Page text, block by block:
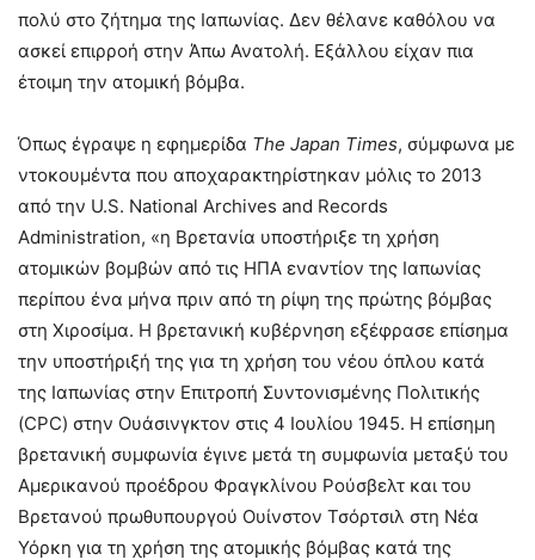
πολύ στο ζήτημα της Ιαπωνίας. Δεν θέλανε καθόλου να
ασκεί επιρροή στην Άπω Ανατολή. Εξάλλου είχαν πια
έτοιμη την ατομική βόμβα.
Όπως έγραψε η εφημερίδα The Japan Times, σύμφωνα με
ντοκουμέντα που αποχαρακτηρίστηκαν μόλις το 2013
από την U.S. National Archives and Records
Administration, «η Βρετανία υποστήριξε τη χρήση
ατομικών βομβών από τις ΗΠΑ εναντίον της Ιαπωνίας
περίπου ένα μήνα πριν από τη ρίψη της πρώτης βόμβας
στη Χιροσίμα. Η βρετανική κυβέρνηση εξέφρασε επίσημα
την υποστήριξή της για τη χρήση του νέου όπλου κατά
της Ιαπωνίας στην Επιτροπή Συντονισμένης Πολιτικής
(CPC) στην Ουάσινγκτον στις 4 Ιουλίου 1945. Η επίσημη
βρετανική συμφωνία έγινε μετά τη συμφωνία μεταξύ του
Αμερικανού προέδρου Φραγκλίνου Ρούσβελτ και του
Βρετανού πρωθυπουργού Ουίνστον Τσόρτσιλ στη Νέα
Υόρκη για τη χρήση της ατομικής βόμβας κατά της